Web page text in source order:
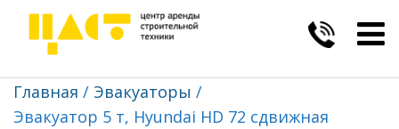
Главная
Эвакуаторы
Эвакуатор 5 т, Hyundai HD 72 сдвижная